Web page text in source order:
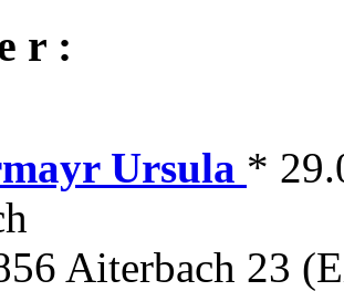
r :
Ursula *
Aiterbach 23